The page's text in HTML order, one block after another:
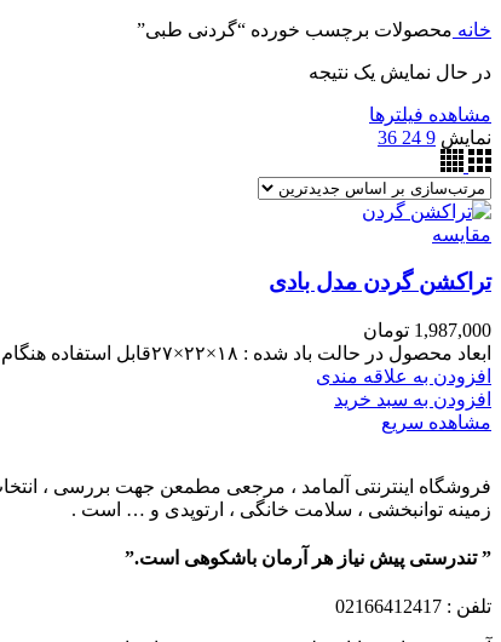
خانه محصولات برچسب خورده “گردنی طبی”
در حال نمایش یک نتیجه
مشاهده فیلترها
نمایش 9
24
36
مقایسه
تراکشن گردن مدل بادی
1,987,000 تومان
ابعاد محصول در حالت باد شده : ۱۸×۲۲×۲۷قابل استفاده هنگام رانندگی ، نشستن پشت میز کار و کار کردن با کامپیوتر
افزودن به علاقه مندی
افزودن به سبد خرید
مشاهده سریع
فروشگاه اینترنتی آلمامد ، مرجعی مطمعن جهت بررسی ،
زمینه توانبخشی ، سلامت خانگی ، ارتوپدی و … است .
” تندرستی پیش نیاز هر آرمان باشکوهی است.”
تلفن : 02166412417